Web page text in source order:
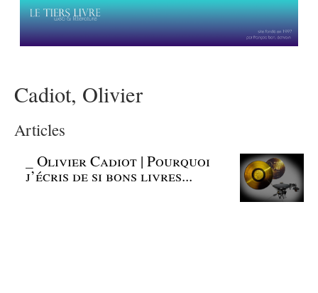
Cadiot, Olivier
Articles
_Olivier Cadiot | Pourquoi
j’écris de si bons livres...